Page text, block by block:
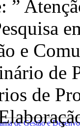
”
e
de
de